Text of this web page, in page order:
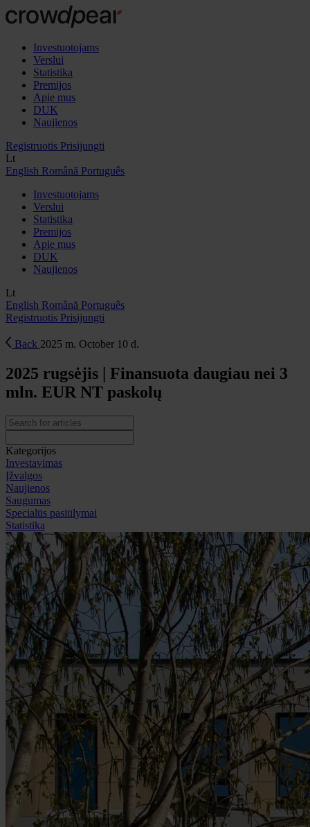
Investuotojams
Verslui
Statistika
Premijos
Apie mus
DUK
Naujienos
Registruotis Prisijungti
Lt
English Română Português
Investuotojams
Verslui
Statistika
Premijos
Apie mus
DUK
Naujienos
Lt
English Română Português
Registruotis Prisijungti
Back 2025 m. October 10 d.
2025 rugsėjis | Finansuota daugiau nei 3
mln. EUR NT paskolų
Kategorijos
Investavimas
Įžvalgos
Naujienos
Saugumas
Specialūs pasiūlymai
Statistika